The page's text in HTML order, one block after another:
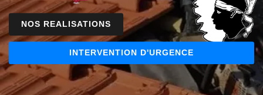
NOS REALISATIONS
INTERVENTION D'URGENCE